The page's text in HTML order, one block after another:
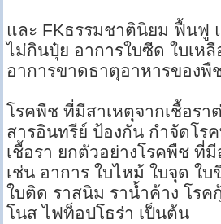
และ FKธรรมชาตินิยม ฟื้นฟู
ไม่กินปุ๋ย อาการใบซีด ใบเห
อาการขาดธาตุอาหารของพื
โรคพืช ที่มีสาเหตุจากเชื้อรา
สารอินทรีย์ ป้องกัน กำจัดโร
เชื้อรา ยกตัวอย่างโรคพืช ที่มี
เช่น อาการ ใบไหม้ ใบจุด ใ
ใบติด ราสนิม ราน้ำค้าง โร
โนส ไฟท็อปโธร่า เป็นต้น